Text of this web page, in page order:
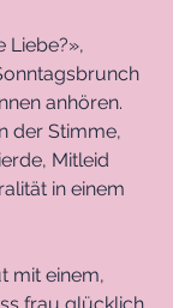
Liebe?»,
anhören.
der Stimme,
Mitleid
in einem
mit einem,